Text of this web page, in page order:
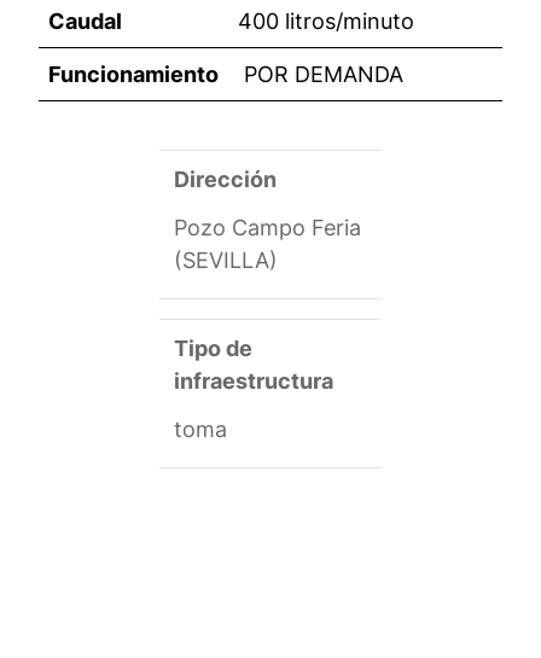
Caudal 400 litros/minuto
Funcionamiento POR DEMANDA
Dirección
Pozo Campo Feria
(SEVILLA)
Tipo de
infraestructura
toma